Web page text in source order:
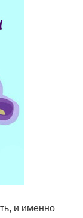
и именно